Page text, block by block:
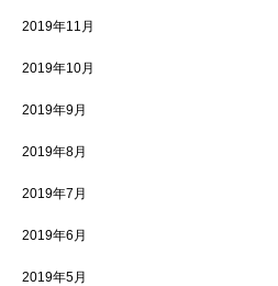
2019年11月
2019年10月
2019年9月
2019年8月
2019年7月
2019年6月
2019年5月